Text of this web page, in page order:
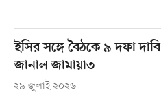
ইসির সঙ্গে বৈঠকে ৯ দফা দাবি
জানাল জামায়াত
২৯ জুলাই ২০২৬